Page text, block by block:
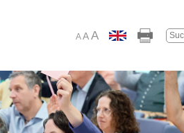
A AA